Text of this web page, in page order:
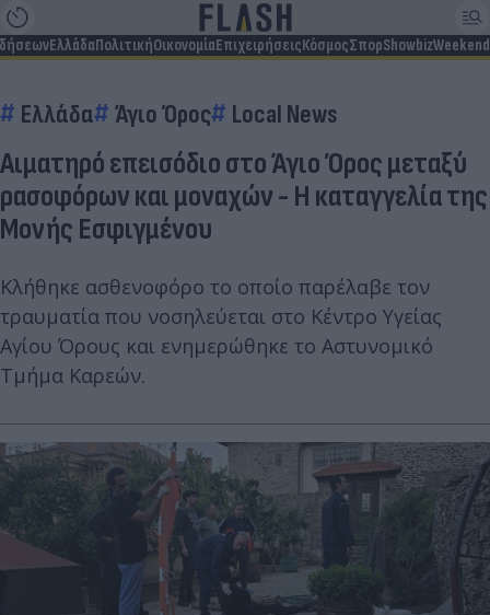
ΕλλάδαΠολιτικήΟικονομίαΕπιχειρήσειςΚόσμοςΣπορShowbizWeekend
Ελλάδα Άγιο Όρος Local News
Αιματηρό επεισόδιο στο Άγιο Όρος μεταξύ
ρασοφόρων και μοναχών - Η καταγγελία της
Μονής Εσφιγμένου
Κλήθηκε ασθενοφόρο το οποίο παρέλαβε τον
τραυματία που νοσηλεύεται στο Κέντρο Υγείας
Αγίου Όρους και ενημερώθηκε το Αστυνομικό
Τμήμα Καρεών.